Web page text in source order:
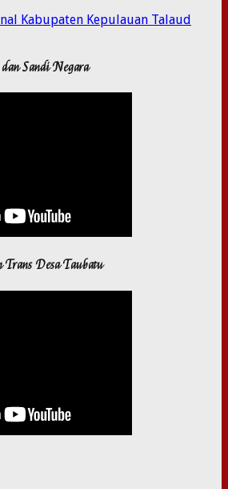
Kabupaten Kepulauan Talaud
Sandi Negara
Desa Taubatu